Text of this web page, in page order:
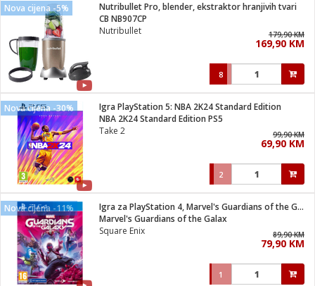
Nova cijena -5%
Nutribullet Pro, blender, ekstraktor hranjivih tvari
CB NB907CP
Nutribullet
179,90 KM
169,90 KM
8
Nova cijena -30%
Igra PlayStation 5: NBA 2K24 Standard Edition
NBA 2K24 Standard Edition PS5
Take 2
99,90 KM
69,90 KM
2
Nova cijena -11%
Igra za PlayStation 4, Marvel's Guardians of the Galaxy
Marvel's Guardians of the Galax
Square Enix
89,90 KM
79,90 KM
1